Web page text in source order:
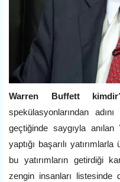
Warren Buffett
spekülasyonlarından
geçtiğinde saygıyla anılan
yaptığı başarılı
bu yatırımların getirdiği
zengin insanları listesinde